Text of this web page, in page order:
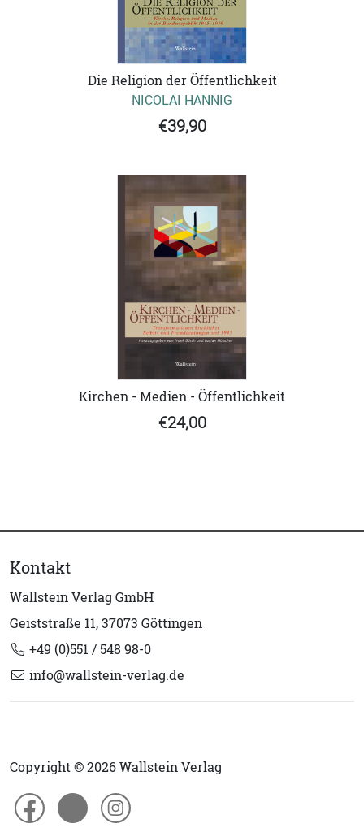
Die Religion der Öffentlichkeit
NICOLAI HANNIG
€39,90
Kirchen - Medien - Öffentlichkeit
€24,00
Kontakt
Wallstein Verlag GmbH
Geiststraße 11, 37073 Göttingen
+49 (0)551 / 548 98-0
info@wallstein-verlag.de
Copyright © 2026 Wallstein Verlag